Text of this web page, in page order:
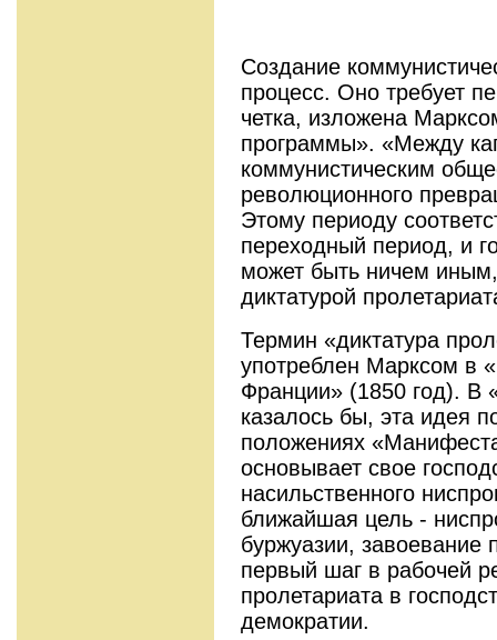
Создание
процесс. Оно требует
четка, изложена
программы». «Между
коммунистическим
революционного
Этому периоду
переходный период, и
может быть ничем
диктатурой
Термин «диктатура
употреблен Марксом в
Франции» (1850 год). В
казалось бы, эта идея
положениях
основывает свое
насильственного
ближайшая цель -
буржуазии, завоевание
первый шаг в рабочей
пролетариата в
демократии.